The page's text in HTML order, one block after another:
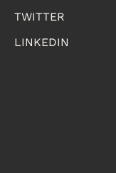
TWITTER
LINKEDIN